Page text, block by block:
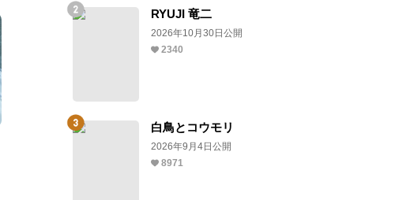
RYUJI 竜二
2026年10月30日公開
2340
白鳥とコウモリ
2026年9月4日公開
8971